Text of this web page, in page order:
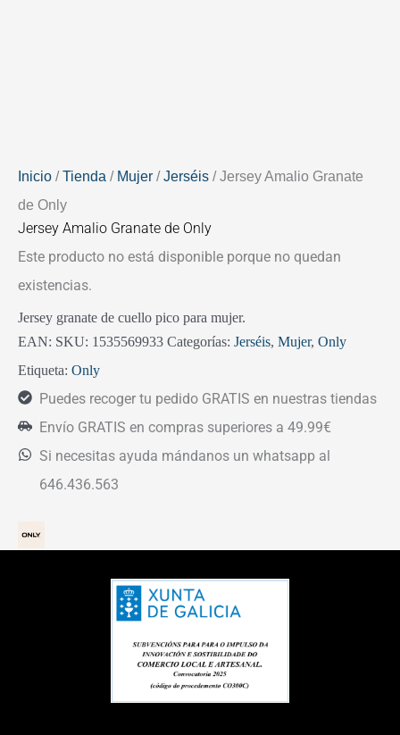
Inicio /Tienda / Mujer /Jerséis / Jersey Amalio Granate
de Only
Jersey Amalio Granate de Only
Este producto no está disponible porque no quedan
existencias.
Jersey granate de cuello pico para mujer.
EAN: SKU: 1535569933 Categorías: Jerséis, Mujer, Only
Etiqueta: Only
Puedes recoger tu pedido GRATIS en nuestras tiendas
Envío GRATIS en compras superiores a 49.99€
Si necesitas ayuda mándanos un whatsapp al
646.436.563